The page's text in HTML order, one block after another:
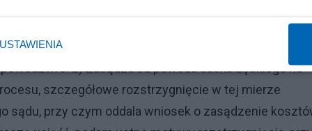
w składzie tu obecnym po rozpoznaniu w dniu 8-go
Jacka Łęskiego przeciwko Wojciechowi Sumlińskiemu
2) Zasądza od powoda Jacka Łęskiego na
szczegółowe rozstrzygnięcie w tej mierze
przy czym oddala wniosek o zasądzenie
USTAWIENIA